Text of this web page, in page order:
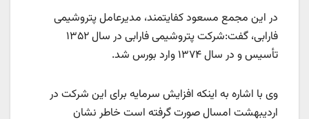
در این مجمع مسعود کفایتمند، مدیرعامل پتروشیمی
فارابی، گفت:شرکت پتروشیمی فارابی در سال ۱۳۵۲
تأسیس و در سال ۱۳۷۴ وارد بورس شد.
وی با اشاره به اینکه افزایش سرمایه برای این شرکت در
اردیبهشت امسال صورت گرفته است خاطر نشان